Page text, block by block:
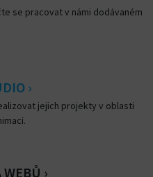
se pracovat v námi dodávaném
›
jejich projekty v oblasti
›